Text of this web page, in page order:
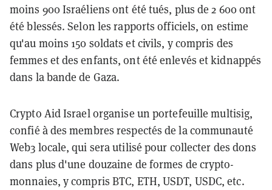
moins 900 Israéliens ont été tués, plus de 2 600 ont
été blessés. Selon les rapports officiels, on estime
qu'au moins 150 soldats et civils, y compris des
femmes et des enfants, ont été enlevés et kidnappés
dans la bande de Gaza.
Crypto Aid Israel organise un portefeuille multisig,
confié à des membres respectés de la communauté
Web3 locale, qui sera utilisé pour collecter des dons
dans plus d'une douzaine de formes de crypto-
monnaies, y compris BTC, ETH, USDT, USDC, etc.